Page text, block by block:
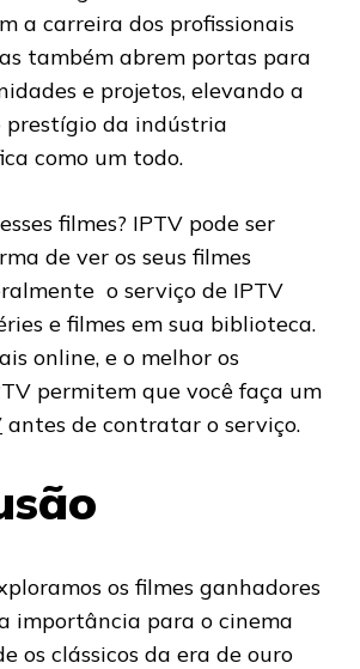
a carreira dos profissionais
também abrem portas para
e projetos, elevando a
prestígio da indústria
como um todo.
filmes? IPTV pode ser
de ver os seus filmes
o serviço de IPTV
e filmes em sua biblioteca.
online, e o melhor os
permitem que você faça um
antes de contratar o serviço.
os filmes ganhadores
importância para o cinema
os clássicos da era de ouro